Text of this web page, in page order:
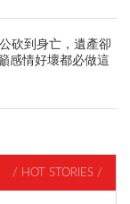
砍到身亡，遺產卻
感情好壞都必做這
/ HOT STORIES /